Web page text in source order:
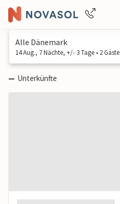
Alle Dänemark
14 Aug., 7 Nächte, +/- 3 Tage • 2 Gäste
— Unterkünfte